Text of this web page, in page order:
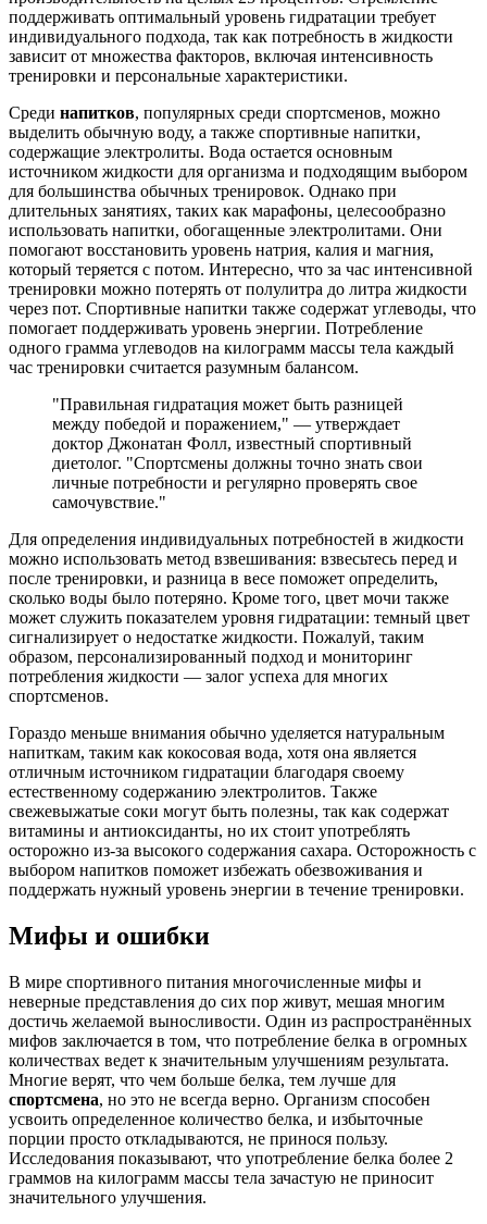
поддерживать оптимальный уровень гидратации требует
индивидуального подхода, так как потребность в жидкости
зависит от множества факторов, включая интенсивность
тренировки и персональные характеристики.
Среди напитков, популярных среди спортсменов, можно
выделить обычную воду, а также спортивные напитки,
содержащие электролиты. Вода остается основным
источником жидкости для организма и подходящим выбором
для большинства обычных тренировок. Однако при
длительных занятиях, таких как марафоны, целесообразно
использовать напитки, обогащенные электролитами. Они
помогают восстановить уровень натрия, калия и магния,
который теряется с потом. Интересно, что за час интенсивной
тренировки можно потерять от полулитра до литра жидкости
через пот. Спортивные напитки также содержат углеводы, что
помогает поддерживать уровень энергии. Потребление
одного грамма углеводов на килограмм массы тела каждый
час тренировки считается разумным балансом.
"Правильная гидратация может быть разницей
между победой и поражением," — утверждает
доктор Джонатан Фолл, известный спортивный
диетолог. "Спортсмены должны точно знать свои
личные потребности и регулярно проверять свое
самочувствие."
Для определения индивидуальных потребностей в жидкости
можно использовать метод взвешивания: взвесьтесь перед и
после тренировки, и разница в весе поможет определить,
сколько воды было потеряно. Кроме того, цвет мочи также
может служить показателем уровня гидратации: темный цвет
сигнализирует о недостатке жидкости. Пожалуй, таким
образом, персонализированный подход и мониторинг
потребления жидкости — залог успеха для многих
спортсменов.
Гораздо меньше внимания обычно уделяется натуральным
напиткам, таким как кокосовая вода, хотя она является
отличным источником гидратации благодаря своему
естественному содержанию электролитов. Также
свежевыжатые соки могут быть полезны, так как содержат
витамины и антиоксиданты, но их стоит употреблять
осторожно из-за высокого содержания сахара. Осторожность с
выбором напитков поможет избежать обезвоживания и
поддержать нужный уровень энергии в течение тренировки.
Мифы и ошибки
В мире спортивного питания многочисленные мифы и
неверные представления до сих пор живут, мешая многим
достичь желаемой выносливости. Один из распространённых
мифов заключается в том, что потребление белка в огромных
количествах ведет к значительным улучшениям результата.
Многие верят, что чем больше белка, тем лучше для
спортсмена, но это не всегда верно. Организм способен
усвоить определенное количество белка, и избыточные
порции просто откладываются, не принося пользу.
Исследования показывают, что употребление белка более 2
граммов на килограмм массы тела зачастую не приносит
значительного улучшения.